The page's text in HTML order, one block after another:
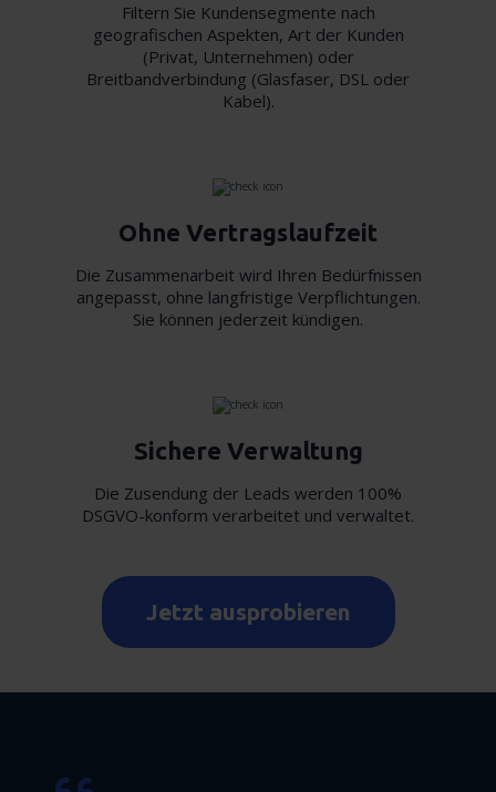
Filtern Sie Kundensegmente nach
geografischen Aspekten, Art der Kunden
(Privat, Unternehmen) oder
Breitbandverbindung (Glasfaser, DSL oder
Kabel).
Ohne Vertragslaufzeit
Die Zusammenarbeit wird Ihren Bedürfnissen
angepasst, ohne langfristige Verpflichtungen.
Sie können jederzeit kündigen.
Sichere Verwaltung
Die Zusendung der Leads werden 100%
DSGVO-konform verarbeitet und verwaltet.
Jetzt ausprobieren